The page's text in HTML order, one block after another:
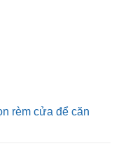
rèm cửa để căn